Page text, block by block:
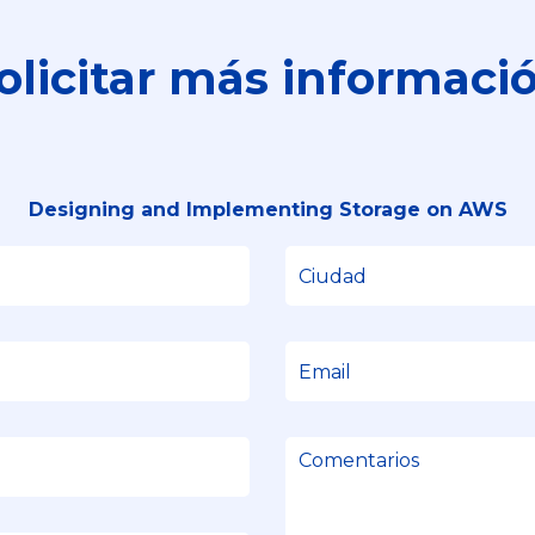
más
Designing and Implementing Storage on AWS